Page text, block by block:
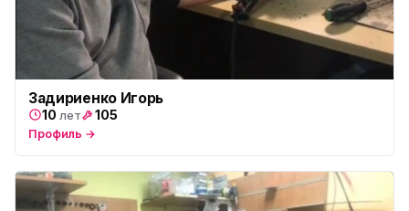
Задириенко Игорь
10 лет 105
Профиль →